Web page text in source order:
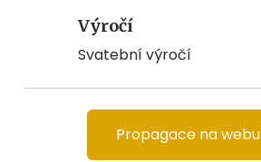
Výročí
Svatební výročí
Propagace na webu